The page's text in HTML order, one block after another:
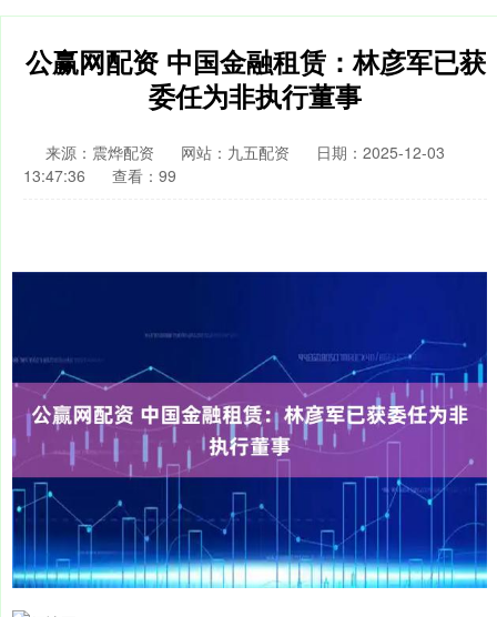
公赢网配资 中国金融租赁：林彦军已获
委任为非执行董事
来源：震烨配资 网站：九五配资
日期：2025-12-03
13:47:36
查看：99